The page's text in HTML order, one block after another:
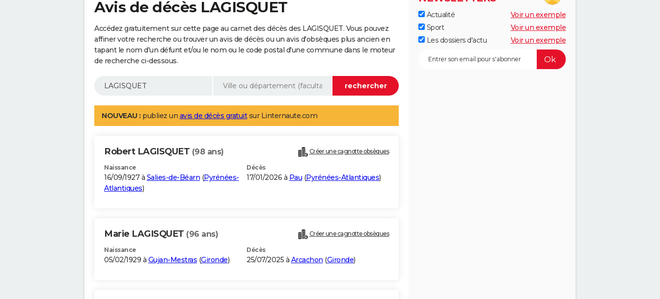
Avis de décès LAGISQUET
Accédez gratuitement sur cette page au carnet des décès des LAGISQUET. Vous pouvez
affiner votre recherche ou trouver un avis de décès ou un avis d'obsèques plus ancien en
tapant le nom d'un défunt et/ou le nom ou le code postal d'une commune dans le moteur
de recherche ci-dessous.
NOUVEAU : publiez un avis de décès gratuitsur Linternaute.com
Robert LAGISQUET (98 ans) Créer une cagnotte obsèques
Naissance
16/09/1927 à Salies-de-Béarn (Pyrénées-
Atlantiques)
Décès
17/01/2026 à Pau (Pyrénées-Atlantiques)
Marie LAGISQUET (96 ans) Créer une cagnotte obsèques
Naissance
05/02/1929 à Gujan-Mestras (Gironde)
Décès
25/07/2025 à Arcachon (Gironde)
Actualité
Voir un exemple
Sport
Voir un exemple
Les dossiers d'actu
Voir un exemple